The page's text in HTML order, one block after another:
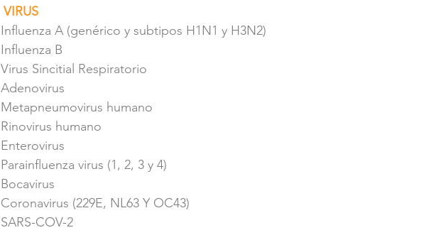
        VIRUS
Influenza A (genérico y subtipos H1N1 y H3N2)
Influenza B
Virus Sincitial Respiratorio
Adenovirus
Metapneumovirus humano
Rinovirus humano
Enterovirus
Parainfluenza virus (1, 2, 3 y 4)
Bocavirus
Coronavirus (229E, NL63 Y OC43)
SARS-COV-2